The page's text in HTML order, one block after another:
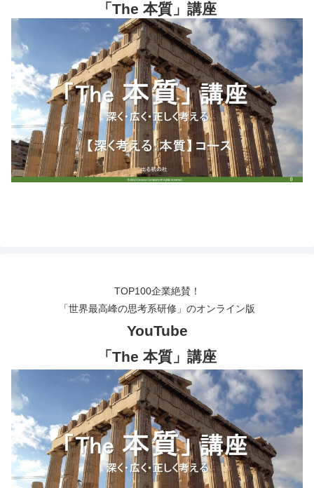
「The 本質」講座
TOP100企業絶賛！
「世界最高峰の思考系研修」のオンライン版
YouTube
「The 本質」講座